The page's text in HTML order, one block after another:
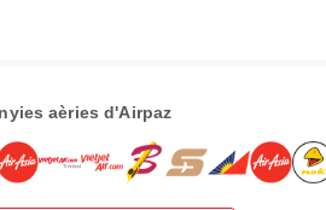
aèries d'Airpaz